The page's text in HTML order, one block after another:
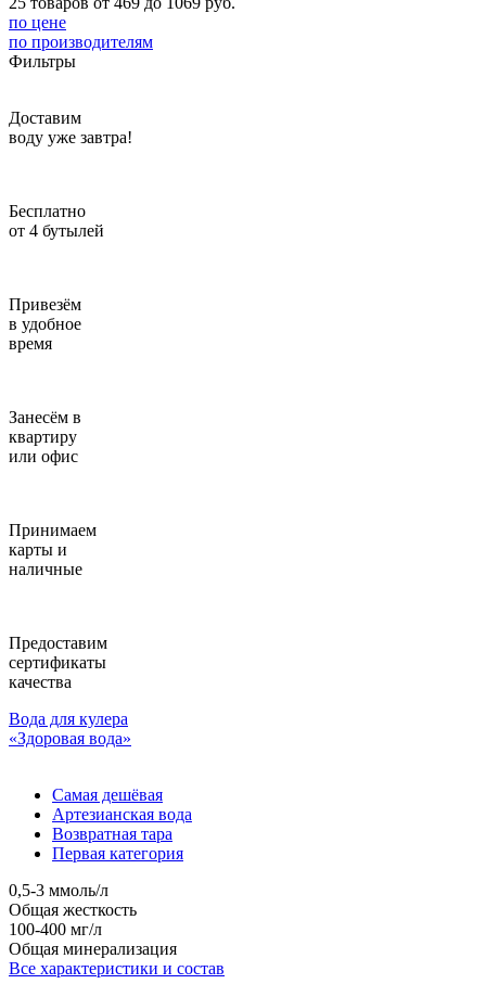
по цене
по производителям
Фильтры
Доставим
воду уже завтра!
Бесплатно
от 4 бутылей
Привезём
в удобное
время
Занесём в
квартиру
или офис
Принимаем
карты и
наличные
Предоставим
сертификаты
качества
Вода для кулера
«Здоровая вода»
Самая дешёвая
Артезианская вода
Возвратная тара
Первая категория
0,5-3 ммоль/л
Общая жесткость
100-400 мг/л
Общая минерализация
Все характеристики и состав
Введите адрес
Отправить